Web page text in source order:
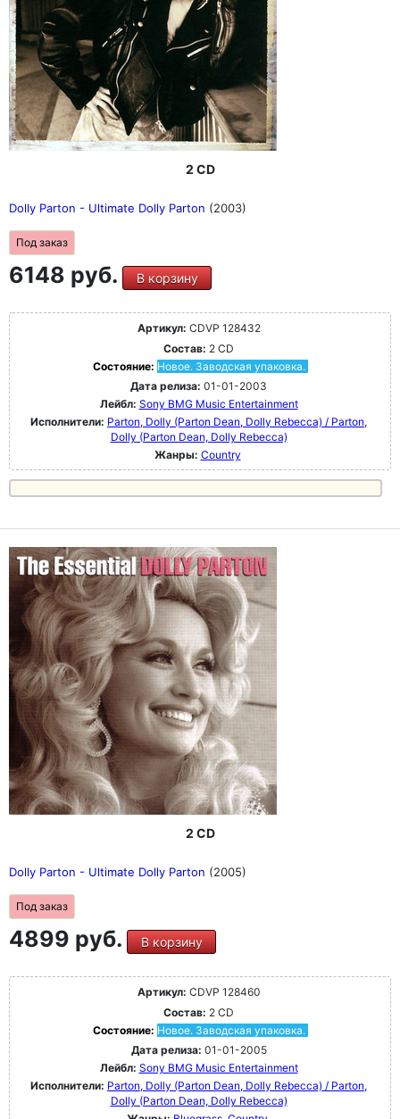
2 CD
Dolly Parton - Ultimate Dolly Parton (2003)
Под заказ
6148 руб. В корзину
Артикул: CDVP 128432
Состав: 2 CD
Состояние: Новое. Заводская упаковка.
Дата релиза: 01-01-2003
Лейбл: Sony BMG Music Entertainment
Исполнители: Parton, Dolly (Parton Dean, Dolly Rebecca) / Parton,
Dolly (Parton Dean, Dolly Rebecca)
Жанры: Country
2 CD
Dolly Parton - Ultimate Dolly Parton (2005)
Под заказ
4899 руб. В корзину
Артикул: CDVP 128460
Состав: 2 CD
Состояние: Новое. Заводская упаковка.
Дата релиза: 01-01-2005
Лейбл: Sony BMG Music Entertainment
Исполнители: Parton, Dolly (Parton Dean, Dolly Rebecca) / Parton,
Dolly (Parton Dean, Dolly Rebecca)